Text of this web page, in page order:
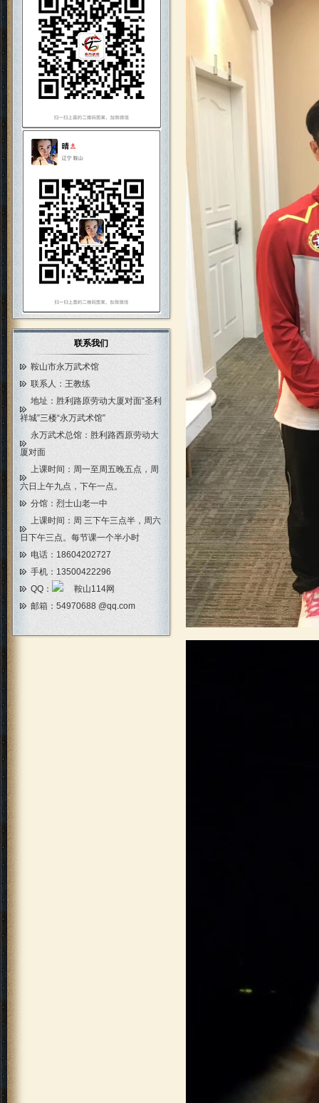
联系我们
鞍山市永万武术馆
联系人：王教练
地址：胜利路原劳动大厦对面“圣利
祥城”三楼“永万武术馆”
永万武术总馆：胜利路西原劳动大
厦对面
上课时间：周一至周五晚五点，周
六日上午九点，下午一点。
分馆：烈士山老一中
上课时间：周 三下午三点半，周六
日下午三点。每节课一个半小时
电话：18604202727
手机：13500422296
QQ：
邮箱： 54970688 @qq.com